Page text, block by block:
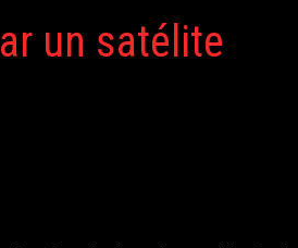
un satélite